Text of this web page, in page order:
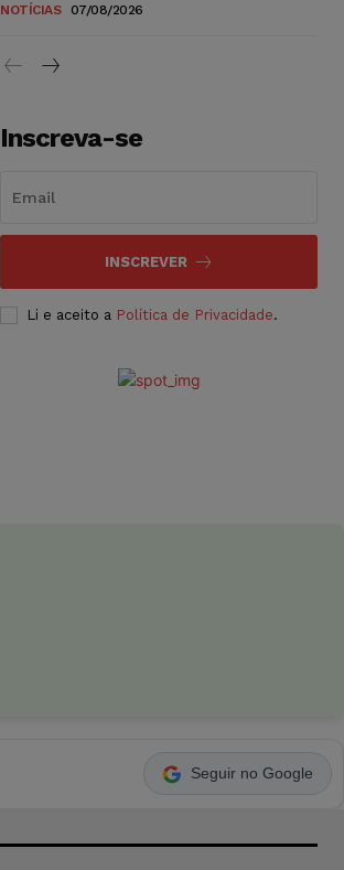
NOTÍCIAS 07/08/2026
Inscreva-se
INSCREVER
Li e aceito a Política de Privacidade.
Seguir no Google